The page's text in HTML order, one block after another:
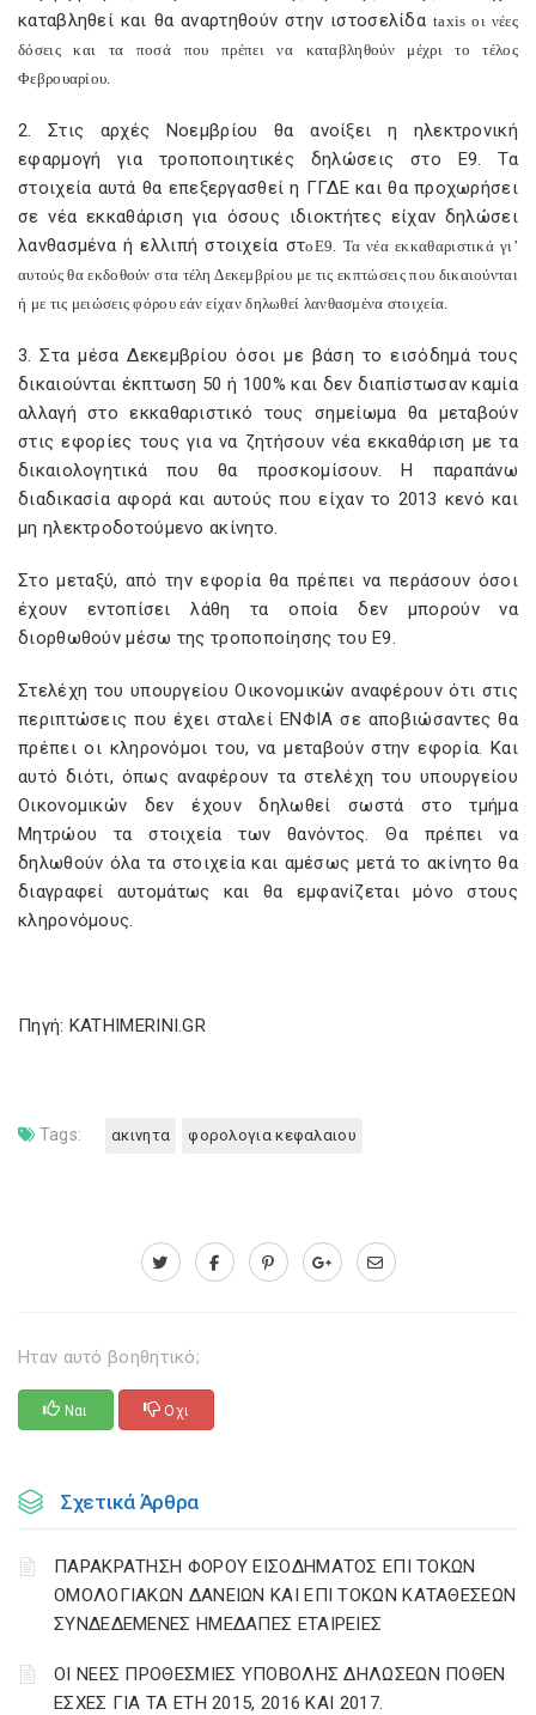
καταβληθεί και θα αναρτηθούν στην ιστοσελίδα taxis οι νέες
δόσεις και τα ποσά που πρέπει να καταβληθούν μέχρι το τέλος
Φεβρουαρίου.
2. Στις αρχές Νοεμβρίου θα ανοίξει η ηλεκτρονική
εφαρμογή για τροποποιητικές δηλώσεις στο Ε9. Τα
στοιχεία αυτά θα επεξεργασθεί η ΓΓΔΕ και θα προχωρήσει
σε νέα εκκαθάριση για όσους ιδιοκτήτες είχαν δηλώσει
λανθασμένα ή ελλιπή στοιχεία στoE9. Τα νέα εκκαθαριστικά γι’
αυτούς θα εκδοθούν στα τέλη Δεκεμβρίου με τις εκπτώσεις που δικαιούνται
ή με τις μειώσεις φόρου εάν είχαν δηλωθεί λανθασμένα στοιχεία.
3. Στα μέσα Δεκεμβρίου όσοι με βάση το εισόδημά τους
δικαιούνται έκπτωση 50 ή 100% και δεν διαπίστωσαν καμία
αλλαγή στο εκκαθαριστικό τους σημείωμα θα μεταβούν
στις εφορίες τους για να ζητήσουν νέα εκκαθάριση με τα
δικαιολογητικά που θα προσκομίσουν. Η παραπάνω
διαδικασία αφορά και αυτούς που είχαν το 2013 κενό και
μη ηλεκτροδοτούμενο ακίνητο.
Στο μεταξύ, από την εφορία θα πρέπει να περάσουν όσοι
έχουν εντοπίσει λάθη τα οποία δεν μπορούν να
διορθωθούν μέσω της τροποποίησης του Ε9.
Στελέχη του υπουργείου Οικονομικών αναφέρουν ότι στις
περιπτώσεις που έχει σταλεί ΕΝΦΙΑ σε αποβιώσαντες θα
πρέπει οι κληρονόμοι του, να μεταβούν στην εφορία. Και
αυτό διότι, όπως αναφέρουν τα στελέχη του υπουργείου
Οικονομικών δεν έχουν δηλωθεί σωστά στο τμήμα
Μητρώου τα στοιχεία των θανόντος. Θα πρέπει να
δηλωθούν όλα τα στοιχεία και αμέσως μετά το ακίνητο θα
διαγραφεί αυτομάτως και θα εμφανίζεται μόνο στους
κληρονόμους.
Πηγή: KATHIMERINI.GR
Tags: ακινητα φορολογια κεφαλαιου
Ηταν αυτό βοηθητικό;
Ναι Οχι
Σχετικά Άρθρα
ΠΑΡΑΚΡΑΤΗΣΗ ΦΟΡΟΥ ΕΙΣΟΔΗΜΑΤΟΣ ΕΠΙ ΤΟΚΩΝ
ΟΜΟΛΟΓΙΑΚΩΝ ΔΑΝΕΙΩΝ ΚΑΙ ΕΠΙ ΤΟΚΩΝ ΚΑΤΑΘΕΣΕΩΝ
ΣΥΝΔΕΔΕΜΕΝΕΣ ΗΜΕΔΑΠΕΣ ΕΤΑΙΡΕΙΕΣ
ΟΙ ΝΕΕΣ ΠΡΟΘΕΣΜΙΕΣ ΥΠΟΒΟΛΗΣ ΔΗΛΩΣΕΩΝ ΠΟΘΕΝ
ΕΣΧΕΣ ΓΙΑ ΤΑ ΕΤΗ 2015, 2016 ΚΑΙ 2017.